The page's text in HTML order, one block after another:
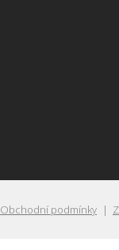
Obchodní podmínky